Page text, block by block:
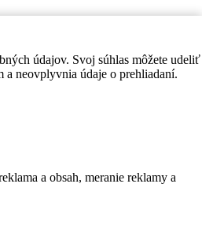
údajov. Svoj súhlas môžete udeliť
neovplyvnia údaje o prehliadaní.
a obsah, meranie reklamy a